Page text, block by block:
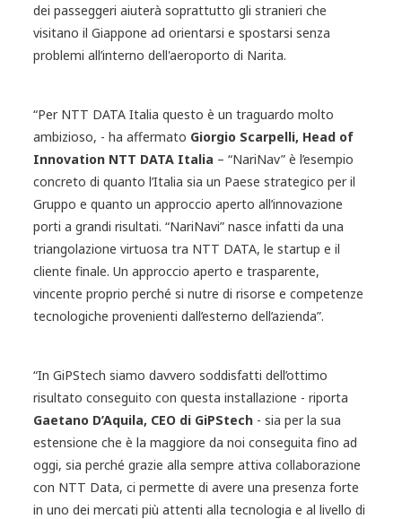
dei passeggeri aiuterà soprattutto gli stranieri che
visitano il Giappone ad orientarsi e spostarsi senza
problemi all’interno dell'aeroporto di Narita.
“Per NTT DATA Italia questo è un traguardo molto
ambizioso, - ha affermato Giorgio Scarpelli, Head of
Innovation NTT DATA Italia – “NariNav” è l’esempio
concreto di quanto l’Italia sia un Paese strategico per il
Gruppo e quanto un approccio aperto all’innovazione
porti a grandi risultati. “NariNavi” nasce infatti da una
triangolazione virtuosa tra NTT DATA, le startup e il
cliente finale. Un approccio aperto e trasparente,
vincente proprio perché si nutre di risorse e competenze
tecnologiche provenienti dall’esterno dell’azienda”.
“In GiPStech siamo davvero soddisfatti dell’ottimo
risultato conseguito con questa installazione - riporta
Gaetano D’Aquila, CEO di GiPStech - sia per la sua
estensione che è la maggiore da noi conseguita fino ad
oggi, sia perché grazie alla sempre attiva collaborazione
con NTT Data, ci permette di avere una presenza forte
in uno dei mercati più attenti alla tecnologia e al livello di